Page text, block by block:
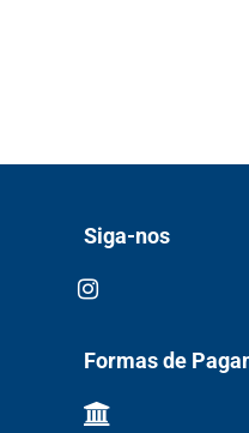
Siga-nos
Formas de